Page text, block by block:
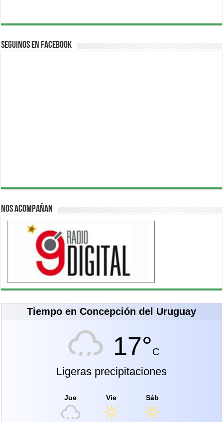
Seguinos en Facebook
Nos acompañan
Tiempo en Concepción del Uruguay
17°C
Ligeras precipitaciones
Jue Vie Sáb